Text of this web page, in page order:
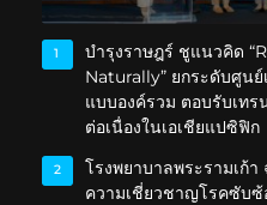
1
บำรุงราษฎร์ ชูแนวคิด
Naturally” ยกระดับศูน
แบบองค์รวม ตอบรับเท
ต่อเนื่องในเอเชียแปซิฟิก
2
โรงพยาบาลพระรามเก้
ความเชี่ยวชาญโรคซับ